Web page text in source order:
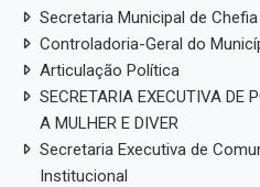
Secretaria Municipal de
Controladoria-Geral do
Articulação Política
SECRETARIA EXECUTIVA DE
A MULHER E DIVER
Secretaria Executiva de
Institucional